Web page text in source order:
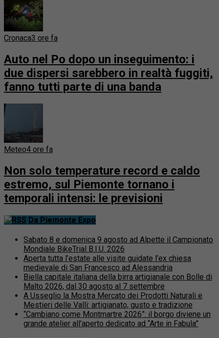
Cronaca3 ore fa
Auto nel Po dopo un inseguimento: i
due dispersi sarebbero in realtà fuggiti,
fanno tutti parte di una banda
Meteo4 ore fa
Non solo temperature record e caldo
estremo, sul Piemonte tornano i
temporali intensi: le previsioni
Da Piemonte Expo
Sabato 8 e domenica 9 agosto ad Alpette il Campionato
Mondiale BikeTrial B.I.U. 2026
Aperta tutta l’estate alle visite guidate l’ex chiesa
medievale di San Francesco ad Alessandria
Biella capitale italiana della birra artigianale con Bolle di
Malto 2026, dal 30 agosto al 7 settembre
A Usseglio la Mostra Mercato dei Prodotti Naturali e
Mestieri delle Valli: artigianato, gusto e tradizione
“Cambiano come Montmartre 2026”: il borgo diviene un
grande atelier all’aperto dedicato ad “Arte in Fabula”